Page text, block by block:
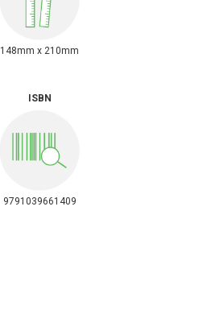
148mm x 210mm
ISBN
9791039661409